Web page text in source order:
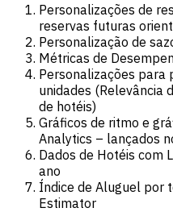
Personalizações de
reservas futuras
Personalização de
Métricas de
Personalizações para
unidades (Relevância
de hotéis)
Gráficos de ritmo e
Analytics – lançados
Dados de Hotéis com
ano
Índice de Aluguel por
Estimator